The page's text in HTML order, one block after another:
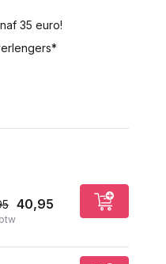
35 euro!
40,95